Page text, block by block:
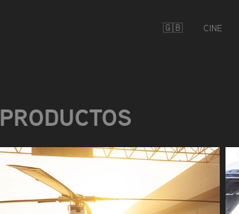
🇬🇧 CINE
PRODUCTOS